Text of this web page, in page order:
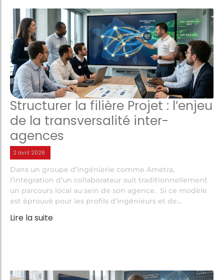
Structurer la filière Projet : l’enjeu
de la transversalité inter-
agences
2 avril 2026
Dans un groupe d’ingénierie comme Ametra,
l’intégration d’un collaborateur suit traditionnellement
un parcours local au sein de son agence. Si ce modèle
est éprouvé pour les profils d’ingénieurs et de...
Lire la suite